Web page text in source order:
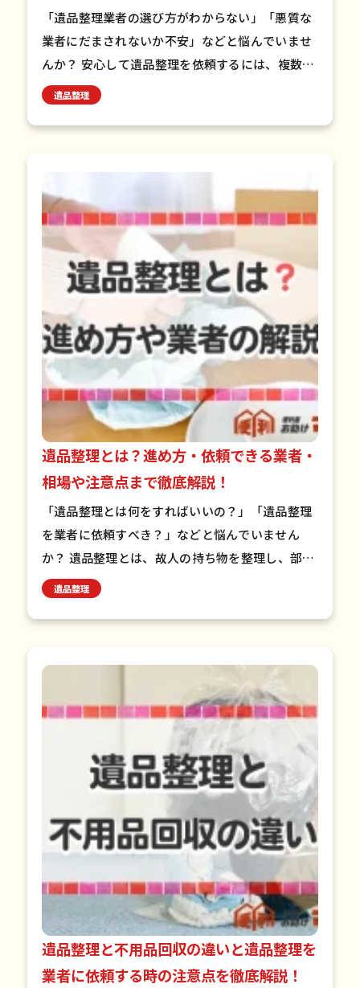
解説！
「遺品整理業者の選び方がわからない」「悪質な
業者にだまされないか不安」などと悩んでいませ
んか？ 安心して遺品整理を依頼するには、複数の
業者から見積もりを取り、許認可や実績を確認す
遺品整理
遺品整理とは？進め方・依頼できる業者・
相場や注意点まで徹底解説！
「遺品整理とは何をすればいいの？」「遺品整理
を業者に依頼すべき？」などと悩んでいません
か？ 遺品整理とは、故人の持ち物を整理し、部屋
を清掃する作業のことです。遺族で行うか業者に
遺品整理
遺品整理と不用品回収の違いと遺品整理を
業者に依頼する時の注意点を徹底解説！